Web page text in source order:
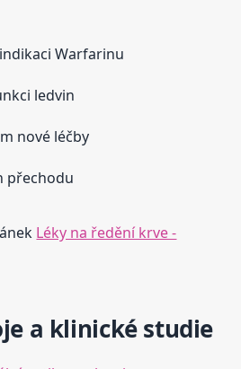
Warfarinu
ledvin
nové léčby
přechodu
Léky na ředění krve -
a klinické studie